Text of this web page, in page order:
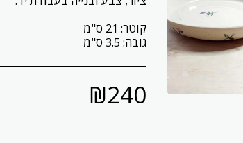
גובה: 3.5 ס"מ
₪240